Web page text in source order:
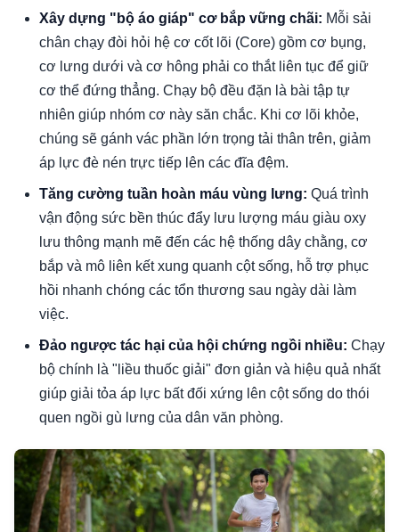
Xây dựng "bộ áo giáp" cơ bắp vững chãi: Mỗi sải
chân chạy đòi hỏi hệ cơ cốt lõi (Core) gồm cơ bụng,
cơ lưng dưới và cơ hông phải co thắt liên tục để giữ
cơ thể đứng thẳng. Chạy bộ đều đặn là bài tập tự
nhiên giúp nhóm cơ này săn chắc. Khi cơ lõi khỏe,
chúng sẽ gánh vác phần lớn trọng tải thân trên, giảm
áp lực đè nén trực tiếp lên các đĩa đệm.
Tăng cường tuần hoàn máu vùng lưng: Quá trình
vận động sức bền thúc đẩy lưu lượng máu giàu oxy
lưu thông mạnh mẽ đến các hệ thống dây chằng, cơ
bắp và mô liên kết xung quanh cột sống, hỗ trợ phục
hồi nhanh chóng các tổn thương sau ngày dài làm
việc.
Đảo ngược tác hại của hội chứng ngồi nhiều: Chạy
bộ chính là "liều thuốc giải" đơn giản và hiệu quả nhất
giúp giải tỏa áp lực bất đối xứng lên cột sống do thói
quen ngồi gù lưng của dân văn phòng.